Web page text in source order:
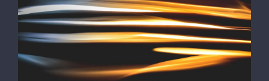
Major Energy Saving Tips & Tricks